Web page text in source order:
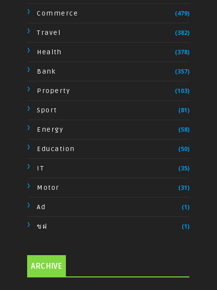
Commerce (479)
Travel (382)
Health (378)
Bank (357)
Property (103)
Sport (81)
Energy (58)
Education (50)
IT (35)
Motor (31)
Ad (1)
ขฝ (1)
ARCHIVE